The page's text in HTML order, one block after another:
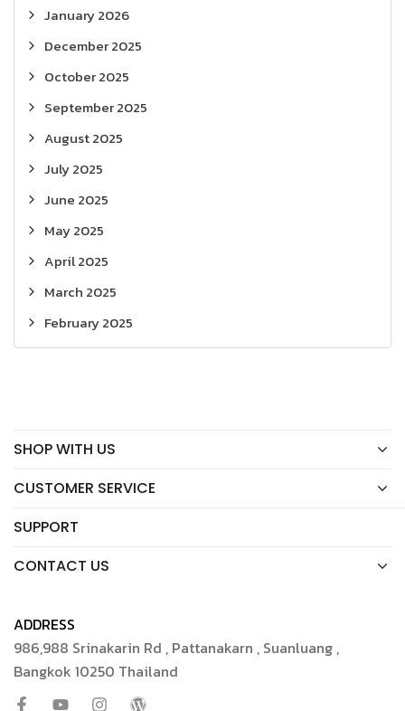
January 2026
December 2025
October 2025
September 2025
August 2025
July 2025
June 2025
May 2025
April 2025
March 2025
February 2025
SHOP WITH US
CUSTOMER SERVICE
SUPPORT
CONTACT US
ADDRESS
986,988 Srinakarin Rd , Pattanakarn , Suanluang ,
Bangkok 10250 Thailand